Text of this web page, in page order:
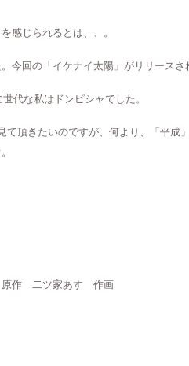
感じられるとは、、。
今回の「イケナイ太陽」がリリースさ
代な私はドンピシャでした。
頂きたいのですが、何より、「平成
原作 二ツ家あす 作画